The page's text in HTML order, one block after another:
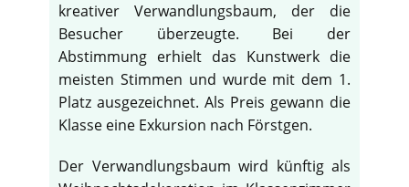
kreativer Verwandlungsbaum, der die
Besucher überzeugte. Bei der
Abstimmung erhielt das Kunstwerk die
meisten Stimmen und wurde mit dem 1.
Platz ausgezeichnet. Als Preis gewann die
Klasse eine Exkursion nach Förstgen.
Der Verwandlungsbaum wird künftig als